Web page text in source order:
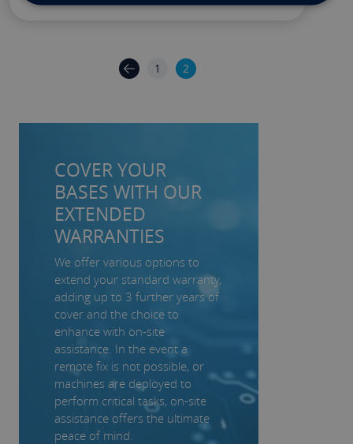
1 2
COVER YOUR
BASES WITH OUR
EXTENDED
WARRANTIES
We offer various options to
extend your standard warranty,
adding up to 3 further years of
cover and the choice to
enhance with on-site
assistance. In the event a
remote fix is not possible, or
machines are deployed to
perform critical tasks, on-site
assistance offers the ultimate
peace of mind.